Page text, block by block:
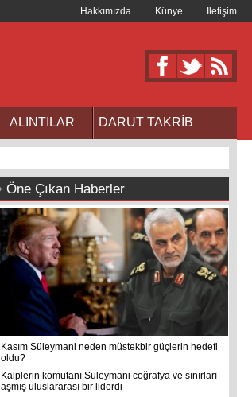
Hakkımızda Künye İletişim
ALINTILAR DARUT TAKRİB
Öne Çıkan Haberler
Kasım Süleymani neden müstekbir güçlerin hedefi
oldu?
Kalplerin komutanı Süleymani coğrafya ve sınırları
aşmış uluslararası bir liderdi